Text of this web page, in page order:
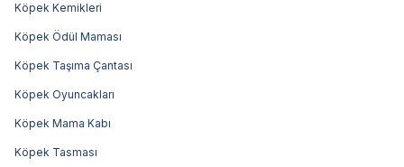
Köpek Kemikleri
Köpek Ödül Maması
Köpek Taşıma Çantası
Köpek Oyuncakları
Köpek Mama Kabı
Köpek Tasması